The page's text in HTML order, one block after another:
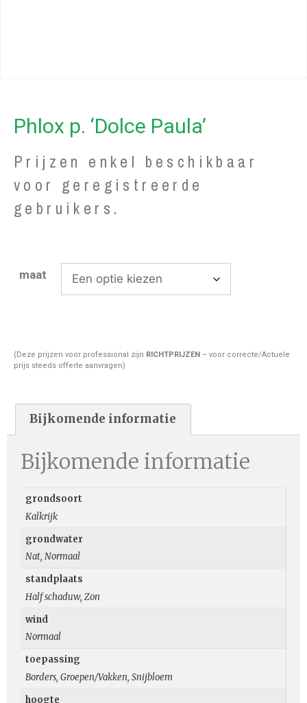
Phlox p. ‘Dolce Paula’
Prijzen enkel beschikbaar
voor geregistreerde
gebruikers.
maat
(Deze prijzen voor professional zijn RICHTPRIJZEN – voor correcte/Actuele
prijs steeds offerte aanvragen)
Bijkomende informatie
Bijkomende informatie
grondsoort
Kalkrijk
grondwater
Nat, Normaal
standplaats
Half schaduw, Zon
wind
Normaal
toepassing
Borders, Groepen/Vakken, Snijbloem
hoogte